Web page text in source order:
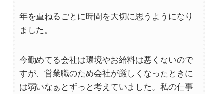
年を重ねるごとに時間を大切に思うようになり
ました。
今勤めてる会社は環境やお給料は悪くないので
すが、営業職のため会社が厳しくなったときに
は弱いなぁとずっと考えていました。私の仕事